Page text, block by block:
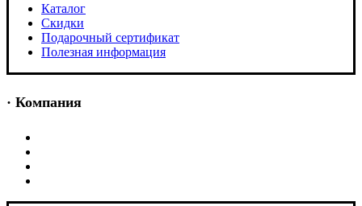
Каталог
Скидки
Подарочный сертификат
Полезная информация
· Компания